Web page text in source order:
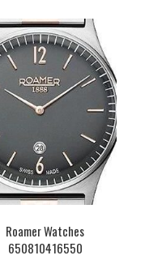
Roamer Watches
650810416550